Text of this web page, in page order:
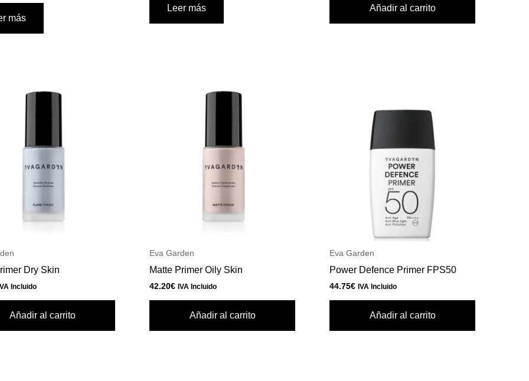
más
Leer más Añadir al carrito
Dry Skin
IVA Incluido
Añadir al carrito
Eva Garden
Matte Primer Oily Skin
42.20€ IVA Incluido
Añadir al carrito
Eva Garden
Power Defence Primer FPS50
44.75€ IVA Incluido
Añadir al carrito